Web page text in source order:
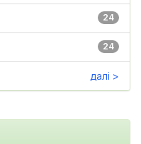
24
24
далі >